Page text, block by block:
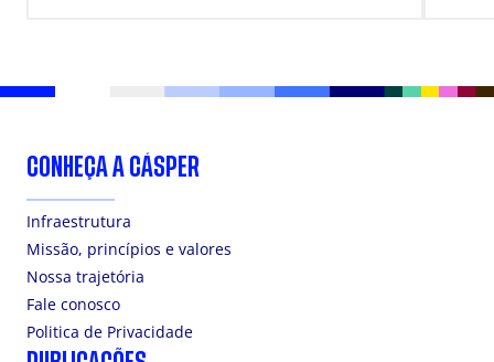
CONHEÇA A CÁSPER
Infraestrutura
Missão, princípios e valores
Nossa trajetória
Fale conosco
Politica de Privacidade